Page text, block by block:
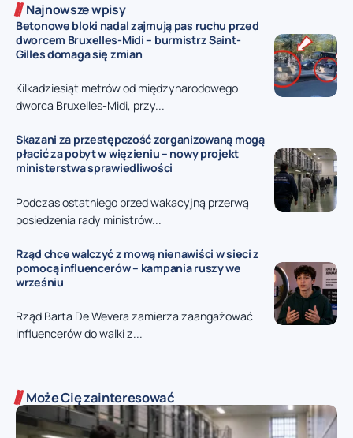
Najnowsze wpisy
Betonowe bloki nadal zajmują pas ruchu przed
dworcem Bruxelles-Midi – burmistrz Saint-
Gilles domaga się zmian
Kilkadziesiąt metrów od międzynarodowego
dworca Bruxelles-Midi, przy...
Skazani za przestępczość zorganizowaną mogą
płacić za pobyt w więzieniu – nowy projekt
ministerstwa sprawiedliwości
Podczas ostatniego przed wakacyjną przerwą
posiedzenia rady ministrów...
Rząd chce walczyć z mową nienawiści w sieci z
pomocą influencerów – kampania ruszy we
wrześniu
Rząd Barta De Wevera zamierza zaangażować
influencerów do walki z...
Może Cię zainteresować